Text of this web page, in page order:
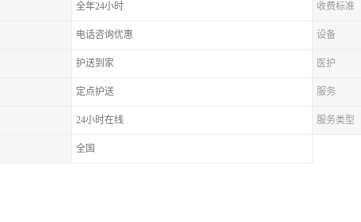
全年24小时 收费标准
电话咨询优惠 设备
护送到家 医护
定点护送 服务
24小时在线 服务类型
全国